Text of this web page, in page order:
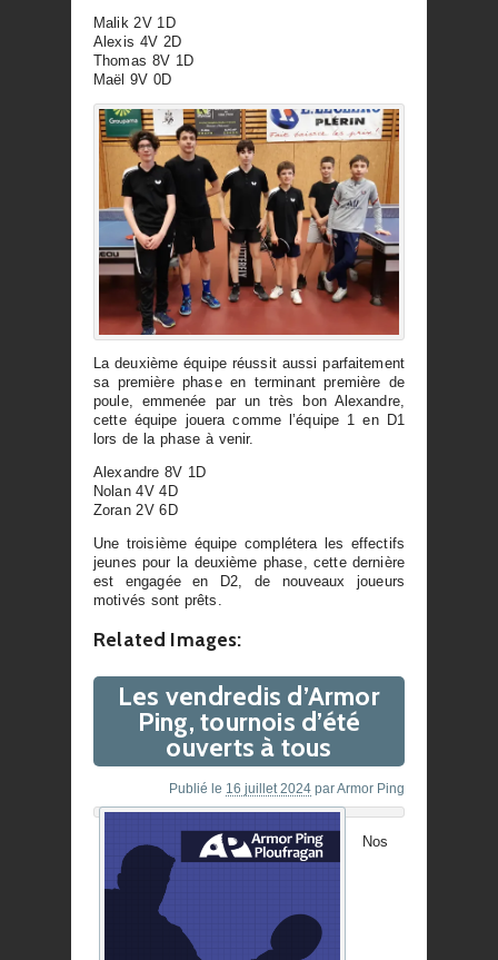
Malik 2V 1D
Alexis 4V 2D
Thomas 8V 1D
Maël 9V 0D
La deuxième équipe réussit aussi parfaitement
sa première phase en terminant première de
poule, emmenée par un très bon Alexandre,
cette équipe jouera comme l’équipe 1 en D1
lors de la phase à venir.
Alexandre 8V 1D
Nolan 4V 4D
Zoran 2V 6D
Une troisième équipe complétera les effectifs
jeunes pour la deuxième phase, cette dernière
est engagée en D2, de nouveaux joueurs
motivés sont prêts.
Related Images:
Les vendredis d’Armor
Ping, tournois d’été
ouverts à tous
Publié le 16 juillet 2024 parArmor Ping
Nos